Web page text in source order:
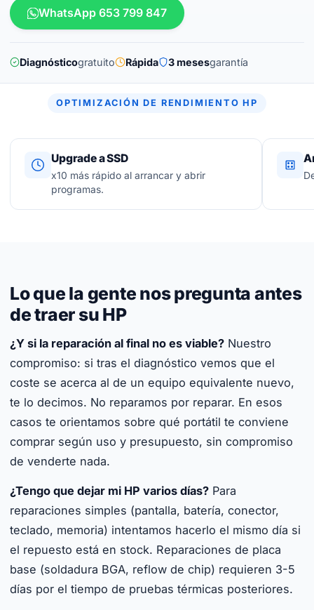
WhatsApp 653 799 847
Diagnósticogratuito Rápida 3 mesesgarantía
OPTIMIZACIÓN DE RENDIMIENTO HP
Upgrade a SSD
x10 más rápido al arrancar y abrir
programas.
Lo que la gente nos pregunta antes
de traer su HP
¿Y si la reparación al final no es viable? Nuestro
compromiso: si tras el diagnóstico vemos que el
coste se acerca al de un equipo equivalente nuevo,
te lo decimos. No reparamos por reparar. En esos
casos te orientamos sobre qué portátil te conviene
comprar según uso y presupuesto, sin compromiso
de venderte nada.
¿Tengo que dejar mi HP varios días? Para
reparaciones simples (pantalla, batería, conector,
teclado, memoria) intentamos hacerlo el mismo día si
el repuesto está en stock. Reparaciones de placa
base (soldadura BGA, reflow de chip) requieren 3-5
días por el tiempo de pruebas térmicas posteriores.